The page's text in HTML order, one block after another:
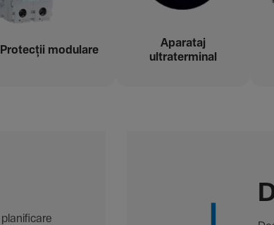
Protecții modu­lare
Aparataj
ultraterminal